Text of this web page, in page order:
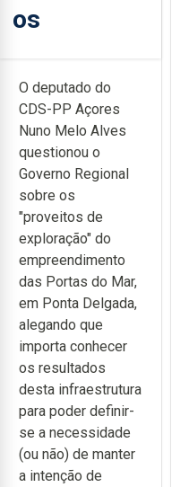
os
O deputado do
CDS-PP Açores
Nuno Melo Alves
questionou o
Governo Regional
sobre os
"proveitos de
exploração" do
empreendimento
das Portas do Mar,
em Ponta Delgada,
alegando que
importa conhecer
os resultados
desta infraestrutura
para poder definir-
se a necessidade
(ou não) de manter
a intenção de